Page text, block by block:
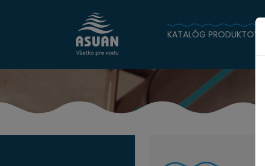
KATALÓG PRODUKTOV